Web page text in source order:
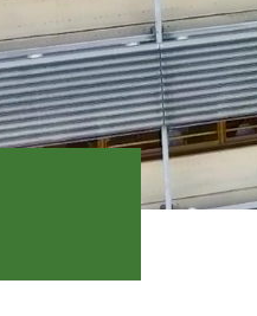
ご寄付を
入園・入